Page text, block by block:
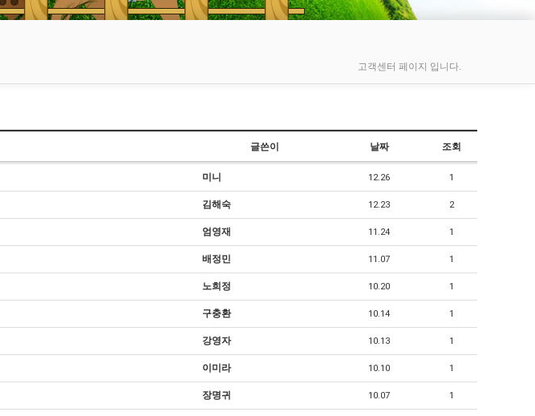
고객센터 페이지 입니다.
글쓴이 날짜 조회
미니 12.26 1
김해숙 12.23 2
엄영재 11.24 1
배정민 11.07 1
노희정 10.20 1
구충환 10.14 1
강영자 10.13 1
이미라 10.10 1
장명귀 10.07 1